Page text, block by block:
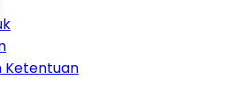
Ketentuan